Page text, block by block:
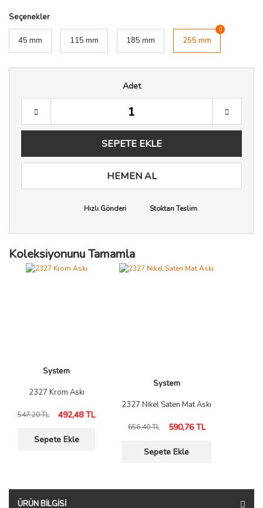
Seçenekler
45 mm 115 mm 185 mm 255 mm
Adet
SEPETE EKLE
HEMEN AL
Hızlı Gönderi Stoktan Teslim
Koleksiyonunu Tamamla
System
2327 Krom Askı
547,20 TL 492,48 TL
Sepete Ekle
System
2327 Nikel Saten Mat Askı
656,40 TL 590,76 TL
Sepete Ekle
ÜRÜN BILGISI